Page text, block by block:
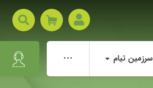
سرزمین تیام